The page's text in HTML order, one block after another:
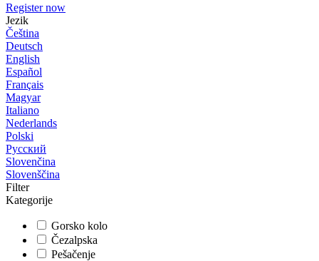
Register now
Jezik
Čeština
Deutsch
English
Español
Français
Magyar
Italiano
Nederlands
Polski
Русский
Slovenčina
Slovenščina
Filter
Kategorije
Gorsko kolo
Čezalpska
Pešačenje